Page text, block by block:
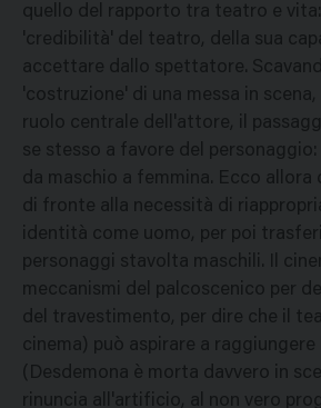
quello del rapporto tra teatro e
'credibilità' del teatro, della sua
accettare dallo spettatore.
'costruzione' di una messa in
ruolo centrale dell'attore, il
se stesso a favore del
da maschio a femmina. Ecco allora
di fronte alla necessità di
identità come uomo, per poi
personaggi stavolta maschili. Il
meccanismi del palcoscenico per
del travestimento, per dire che il
cinema) può aspirare a raggiungere
(Desdemona è morta davvero in
rinuncia all'artificio, al non vero